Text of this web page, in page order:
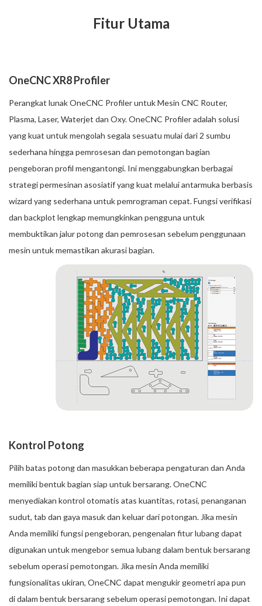
Fitur Utama
OneCNC XR8 Profiler
Perangkat lunak OneCNC Profiler untuk Mesin CNC Router,
Plasma, Laser, Waterjet dan Oxy. OneCNC Profiler adalah solusi
yang kuat untuk mengolah segala sesuatu mulai dari 2 sumbu
sederhana hingga pemrosesan dan pemotongan bagian
pengeboran profil mengantongi. Ini menggabungkan berbagai
strategi permesinan asosiatif yang kuat melalui antarmuka berbasis
wizard yang sederhana untuk pemrograman cepat. Fungsi verifikasi
dan backplot lengkap memungkinkan pengguna untuk
membuktikan jalur potong dan pemrosesan sebelum penggunaan
mesin untuk memastikan akurasi bagian.
Kontrol Potong
Pilih batas potong dan masukkan beberapa pengaturan dan Anda
memiliki bentuk bagian siap untuk bersarang. OneCNC
menyediakan kontrol otomatis atas kuantitas, rotasi, penanganan
sudut, tab dan gaya masuk dan keluar dari potongan. Jika mesin
Anda memiliki fungsi pengeboran, pengenalan fitur lubang dapat
digunakan untuk mengebor semua lubang dalam bentuk bersarang
sebelum operasi pemotongan. Jika mesin Anda memiliki
fungsionalitas ukiran, OneCNC dapat mengukir geometri apa pun
di dalam bentuk bersarang sebelum operasi pemotongan. Ini dapat